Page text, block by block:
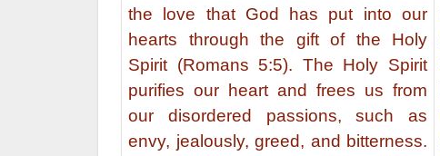
the love that God has put into our
hearts through the gift of the Holy
Spirit (Romans 5:5). The Holy Spirit
purifies our heart and frees us from
our disordered passions, such as
envy, jealously, greed, and bitterness.